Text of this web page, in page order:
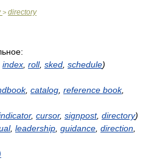
> directory
index roll, sked schedule)
, catalog reference book,
, cursor, signpost, directory)
, leadership guidance direction